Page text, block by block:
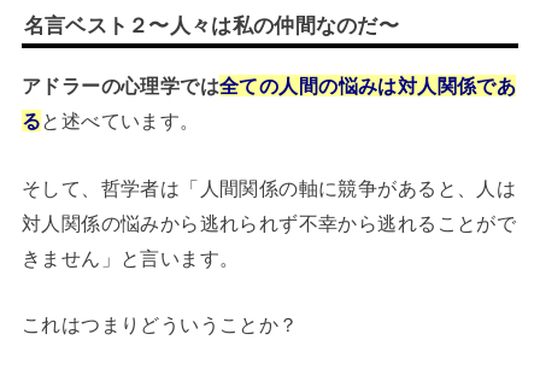
名言ベスト２〜人々は私の仲間なのだ〜
アドラーの心理学では全ての人間の悩みは対人関係であ
ると述べています。
そして、哲学者は「人間関係の軸に競争があると、人は
対人関係の悩みから逃れられず不幸から逃れることがで
きません」と言います。
これはつまりどういうことか？